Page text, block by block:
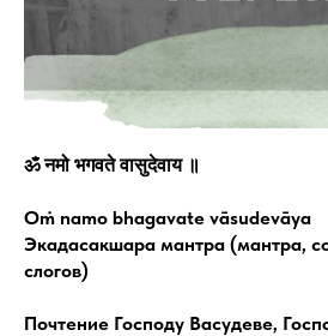
ॐ नमो भगवते वासुदेवाय ॥
Oṁ namo bhagavate vāsudevāya
Экадасакшара мантра (мантра,
слогов)
Почтение Господу Васудеве,